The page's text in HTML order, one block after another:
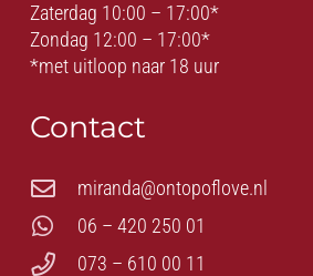
Zaterdag 10:00 – 17:00*
Zondag 12:00 – 17:00*
*met uitloop naar 18 uur
Contact
miranda@ontopoflove.nl
06 – 420 250 01
073 – 610 00 11